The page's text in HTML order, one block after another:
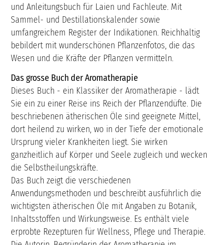
und Anleitungsbuch für Laien und Fachleute. Mit
Sammel- und Destillationskalender sowie
umfangreichem Register der Indikationen. Reichhaltig
bebildert mit wunderschönen Pflanzenfotos, die das
Wesen und die Kräfte der Pflanzen vermitteln.
Das grosse Buch der Aromatherapie
Dieses Buch - ein Klassiker der Aromatherapie - lädt
Sie ein zu einer Reise ins Reich der Pflanzendüfte. Die
beschriebenen ätherischen Öle sind geeignete Mittel,
dort heilend zu wirken, wo in der Tiefe der emotionale
Ursprung vieler Krankheiten liegt. Sie wirken
ganzheitlich auf Körper und Seele zugleich und wecken
die Selbstheilungskräfte.
Das Buch zeigt die verschiedenen
Anwendungsmethoden und beschreibt ausführlich die
wichtigsten ätherischen Öle mit Angaben zu Botanik,
Inhaltsstoffen und Wirkungsweise. Es enthält viele
erprobte Rezepturen für Wellness, Pflege und Therapie.